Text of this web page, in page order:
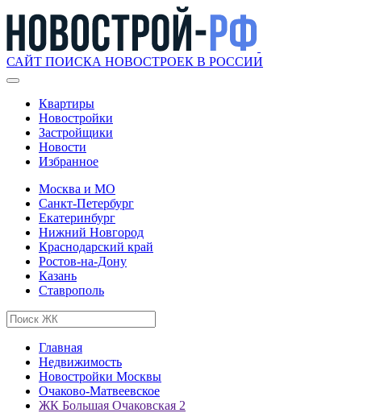
САЙТ ПОИСКА НОВОСТРОЕК В РОССИИ
Квартиры
Новостройки
Застройщики
Новости
Избранное
Москва и МО
Санкт-Петербург
Екатеринбург
Нижний Новгород
Краснодарский край
Ростов-на-Дону
Казань
Ставрополь
Главная
Недвижимость
Новостройки Москвы
Очаково-Матвеевское
ЖК Большая Очаковская 2